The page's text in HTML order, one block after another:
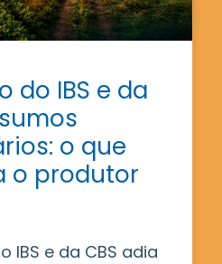
do IBS e da
o que
o produtor
IBS e da CBS adia